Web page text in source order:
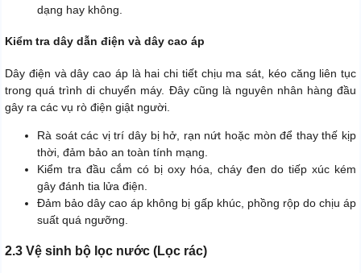
dạng hay không.
Kiểm tra dây dẫn điện và dây cao áp
Dây điện và dây cao áp là hai chi tiết chịu ma sát, kéo căng liên tục
trong quá trình di chuyển máy. Đây cũng là nguyên nhân hàng đầu
gây ra các vụ rò điện giật người.
Rà soát các vị trí dây bị hở, rạn nứt hoặc mòn để thay thế kịp
thời, đảm bảo an toàn tính mạng.
Kiểm tra đầu cắm có bị oxy hóa, cháy đen do tiếp xúc kém
gây đánh tia lửa điện.
Đảm bảo dây cao áp không bị gấp khúc, phồng rộp do chịu áp
suất quá ngưỡng.
2.3 Vệ sinh bộ lọc nước (Lọc rác)